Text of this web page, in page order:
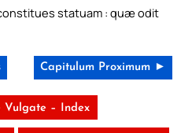
statuam : quæ odit
Capitulum Proximum ►
Vulgate – Index